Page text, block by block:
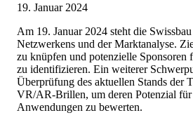
19. Januar 2024
Am 19. Januar 2024 steht die
Netzwerkens und der Marktanalyse.
zu knüpfen und potenzielle Sponsoren
zu identifizieren. Ein weiterer
Überprüfung des aktuellen Stands der
VR/AR-Brillen, um deren Potenzial
Anwendungen zu bewerten.